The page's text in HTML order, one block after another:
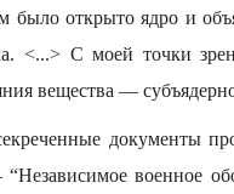
было открыто ядро и
<...> С моей точки
вещества —
документы
военное